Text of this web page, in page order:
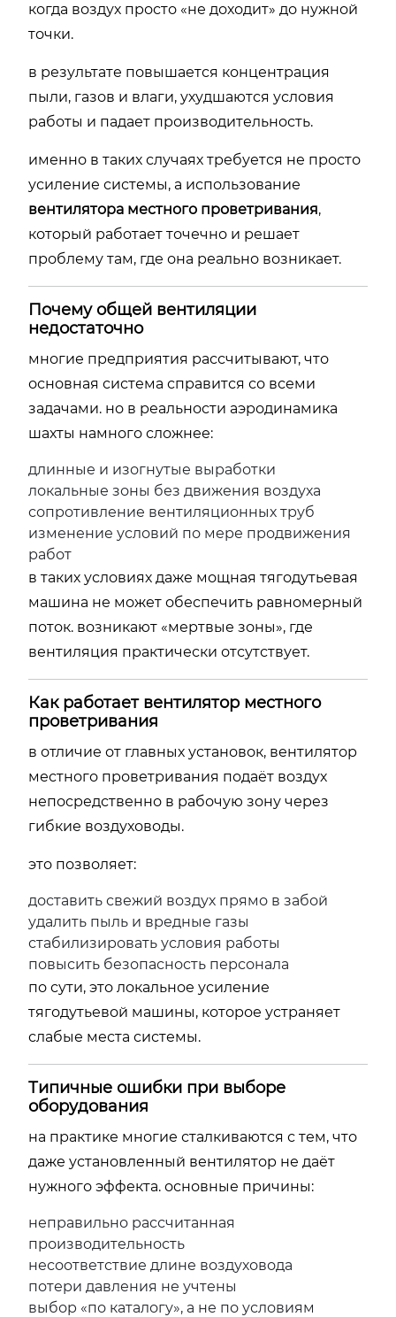
когда воздух просто «не доходит» до нужной
точки.
в результате повышается концентрация
пыли, газов и влаги, ухудшаются условия
работы и падает производительность.
именно в таких случаях требуется не просто
усиление системы, а использование
вентилятора местного проветривания,
который работает точечно и решает
проблему там, где она реально возникает.
Почему общей вентиляции
недостаточно
многие предприятия рассчитывают, что
основная система справится со всеми
задачами. но в реальности аэродинамика
шахты намного сложнее:
длинные и изогнутые выработки
локальные зоны без движения воздуха
сопротивление вентиляционных труб
изменение условий по мере продвижения
работ
в таких условиях даже мощная тягодутьевая
машина не может обеспечить равномерный
поток. возникают «мертвые зоны», где
вентиляция практически отсутствует.
Как работает вентилятор местного
проветривания
в отличие от главных установок, вентилятор
местного проветривания подаёт воздух
непосредственно в рабочую зону через
гибкие воздуховоды.
это позволяет:
доставить свежий воздух прямо в забой
удалить пыль и вредные газы
стабилизировать условия работы
повысить безопасность персонала
по сути, это локальное усиление
тягодутьевой машины, которое устраняет
слабые места системы.
Типичные ошибки при выборе
оборудования
на практике многие сталкиваются с тем, что
даже установленный вентилятор не даёт
нужного эффекта. основные причины:
неправильно рассчитанная
производительность
несоответствие длине воздуховода
потери давления не учтены
выбор «по каталогу», а не по условиям